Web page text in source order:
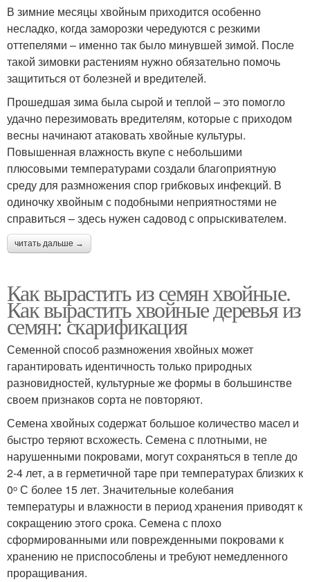
В зимние месяцы хвойным приходится особенно
несладко, когда заморозки чередуются с резкими
оттепелями – именно так было минувшей зимой. После
такой зимовки растениям нужно обязательно помочь
защититься от болезней и вредителей.
Прошедшая зима была сырой и теплой – это помогло
удачно перезимовать вредителям, которые с приходом
весны начинают атаковать хвойные культуры.
Повышенная влажность вкупе с небольшими
плюсовыми температурами создали благоприятную
среду для размножения спор грибковых инфекций. В
одиночку хвойным с подобными неприятностями не
справиться – здесь нужен садовод с опрыскивателем.
читать дальше →
Как вырастить из семян хвойные.
Как вырастить хвойные деревья из
семян: скарификация
Семенной способ размножения хвойных может
гарантировать идентичность только природных
разновидностей, культурные же формы в большинстве
своем признаков сорта не повторяют.
Семена хвойных содержат большое количество масел и
быстро теряют всхожесть. Семена с плотными, не
нарушенными покровами, могут сохраняться в тепле до
2-4 лет, а в герметичной таре при температурах близких к
0ᵒ С более 15 лет. Значительные колебания
температуры и влажности в период хранения приводят к
сокращению этого срока. Семена с плохо
сформированными или поврежденными покровами к
хранению не приспособлены и требуют немедленного
проращивания.